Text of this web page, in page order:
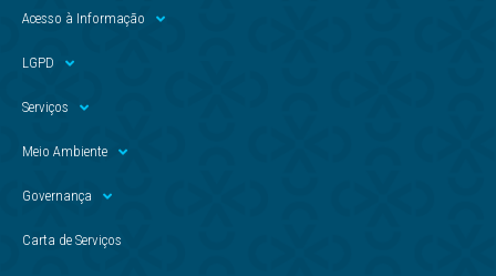
Acesso à Informação
LGPD
Serviços
Meio Ambiente
Governança
Carta de Serviços